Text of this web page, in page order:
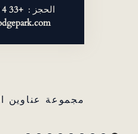
الحجز :+33 4 50 93 09 77
مجموعة عناوين